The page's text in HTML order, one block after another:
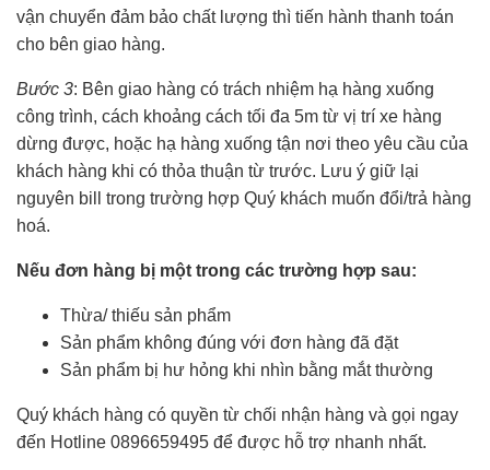
vận chuyển đảm bảo chất lượng thì tiến hành thanh toán
cho bên giao hàng.
Bước 3: Bên giao hàng có trách nhiệm hạ hàng xuống
công trình, cách khoảng cách tối đa 5m từ vị trí xe hàng
dừng được, hoặc hạ hàng xuống tận nơi theo yêu cầu của
khách hàng khi có thỏa thuận từ trước. Lưu ý giữ lại
nguyên bill trong trường hợp Quý khách muốn đổi/trả hàng
hoá.
Nếu đơn hàng bị một trong các trường hợp sau:
Thừa/ thiếu sản phẩm
Sản phẩm không đúng với đơn hàng đã đặt
Sản phẩm bị hư hỏng khi nhìn bằng mắt thường
Quý khách hàng có quyền từ chối nhận hàng và gọi ngay
đến Hotline 0896659495 để được hỗ trợ nhanh nhất.